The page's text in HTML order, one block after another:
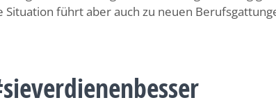
Situation führt aber auch zu neuen